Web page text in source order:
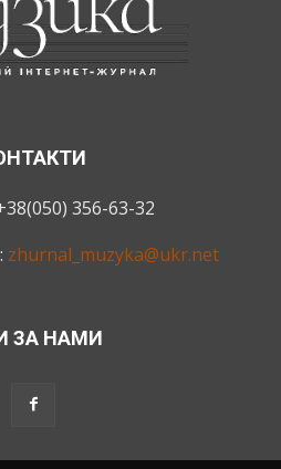
356-63-32
zhurnal_muzyka@ukr.net
ЗА НАМИ